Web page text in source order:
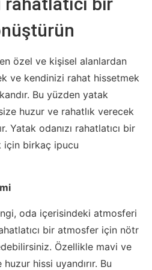
özel ve kişisel alanlardan
ve kendinizi rahat hissetmek
Bu yüzden yatak
huzur ve rahatlık verecek
Yatak odanızı rahatlatıcı bir
için birkaç ipucu
oda içerisindeki atmosferi
bir atmosfer için nötr
Özellikle mavi ve
hissi uyandırır. Bu